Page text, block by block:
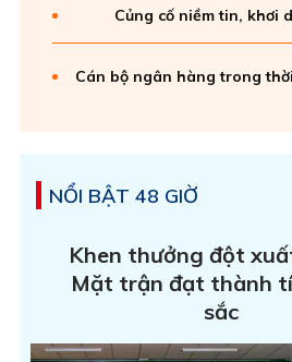
Củng cố niềm tin, khơi
Cán bộ ngân hàng trong
NỔI BẬT 48 GIỜ
Khen thưởng đột
Mặt trận đạt thành
sắc